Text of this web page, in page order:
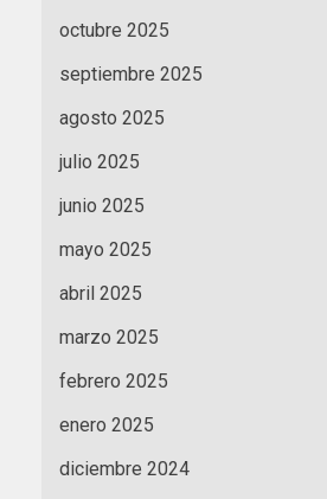
octubre 2025
septiembre 2025
agosto 2025
julio 2025
junio 2025
mayo 2025
abril 2025
marzo 2025
febrero 2025
enero 2025
diciembre 2024